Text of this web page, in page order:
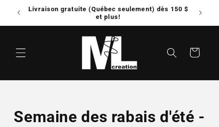
passer
contenu
Livraison gratuite (Québec seulement) dès 150 $
et plus!
Panier
C
Semaine des rabais d'été -